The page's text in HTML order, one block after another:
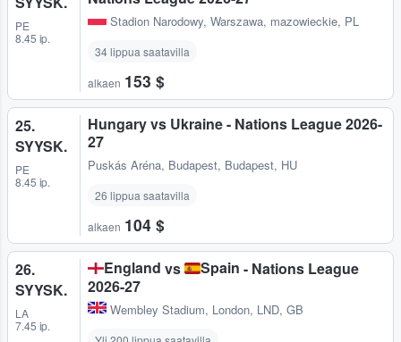
PE
8.45 ip.
Stadion Narodowy, Warszawa, mazowieckie, PL
34 lippua saatavilla
alkaen 153 $
25.
SYYSK.
PE
8.45 ip.
Hungary vs Ukraine - Nations League 2026-
27
Puskás Aréna, Budapest, Budapest, HU
26 lippua saatavilla
alkaen 104 $
26.
SYYSK.
LA
7.45 ip.
England vs Spain - Nations League
2026-27
Wembley Stadium, London, LND, GB